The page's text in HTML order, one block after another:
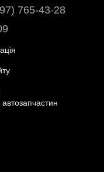
765-43-28